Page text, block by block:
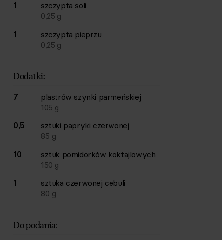
1
szczypta soli
0,25 g
1
szczypta pieprzu
0,25 g
Dodatki:
7 plastrów szynki parmeńskiej
105 g
0,5
sztuki papryki czerwonej
85 g
10
sztuk pomidorków koktajlowych
150 g
1
sztuka czerwonej cebuli
80 g
Do podania: